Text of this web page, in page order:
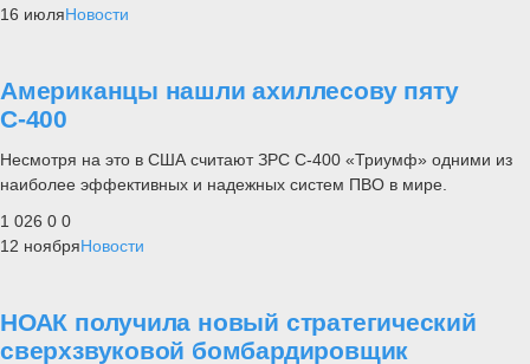
16 июляНовости
Американцы нашли ахиллесову пяту
С-400
Несмотря на это в США считают ЗРС С-400 «Триумф» одними из
наиболее эффективных и надежных систем ПВО в мире.
1 026 0 0
12 ноябряНовости
НОАК получила новый стратегический
сверхзвуковой бомбардировщик